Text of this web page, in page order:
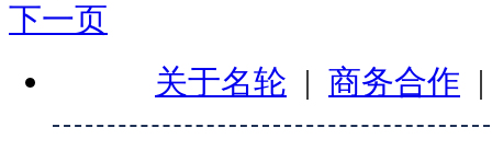
下一页
关于名轮 | 商务合作